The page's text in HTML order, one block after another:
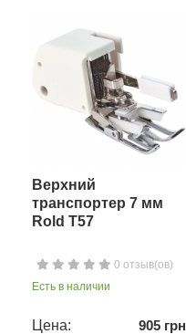
Верхний
транспортер 7 мм
Rold T57
0 отзыв(ов)
Есть в наличии
Цена: 905 грн